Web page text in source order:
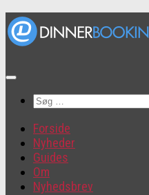
Søg
Forside
Nyheder
Guides
Om
Nyhedsbrev